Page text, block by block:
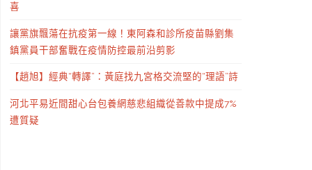
喜
讓黨旗飄蕩在抗疫第一線！東阿森和診所疫苗縣劉集
鎮黨員干部奮戰在疫情防控最前沿剪影
【趙旭】經典“轉譯”：黃庭找九宮格交流堅的“理語”詩
河北平易近間甜心台包養網慈悲組織從善款中提成7%
遭質疑